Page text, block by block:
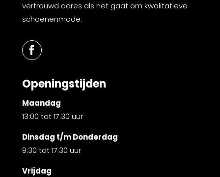
vertrouwd adres als het gaat om kwalitatieve
schoenenmode.
Openingstijden
Maandag
13:00 tot 17:30 uur
Dinsdag t/m Donderdag
9:30 tot 17:30 uur
Vrijdag